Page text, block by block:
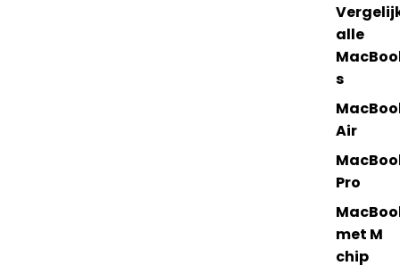
alle
s
Air
Pro
met M
chip